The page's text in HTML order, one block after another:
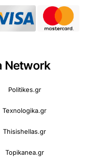
Network
Politikes.gr
Texnologika.gr
Thisishellas.gr
Topikanea.gr